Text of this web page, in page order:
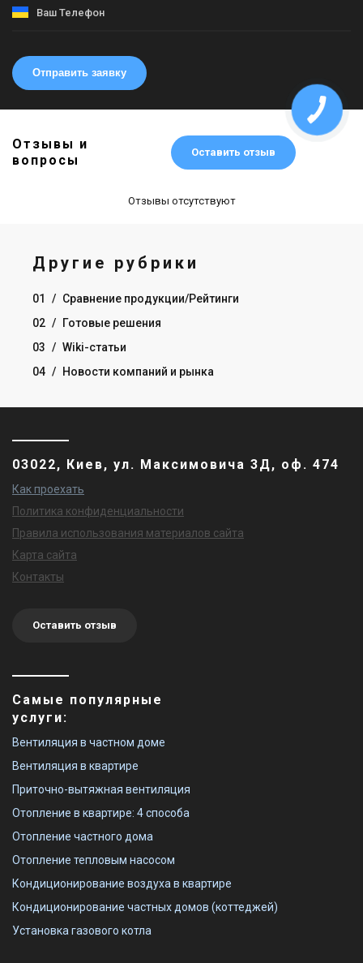
Отправить заявку
Отзывы и
вопросы
Оставить отзыв
Отзывы отсутствуют
Другие рубрики
01 / Сравнение продукции/Рейтинги
02 /
Готовые решения
03 / Wiki-статьи
04 / Новости компаний и рынка
03022, Киев, ул. Максимовича 3Д, оф. 474
Как проехать
Политика конфиденциальности
Правила использования материалов сайта
Карта сайта
Контакты
Оставить отзыв
Самые популярные
услуги:
Вентиляция в частном доме
Вентиляция в квартире
Приточно-вытяжная вентиляция
Отопление в квартире: 4 способа
Отопление частного дома
Отопление тепловым насосом
Кондиционирование воздуха в квартире
Кондиционирование частных домов (коттеджей)
Установка газового котла